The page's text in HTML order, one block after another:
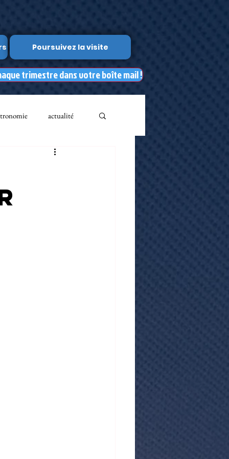
Poursuivez la visite
trimestre dans votre boîte mail !
actualité
Leslie Kean's